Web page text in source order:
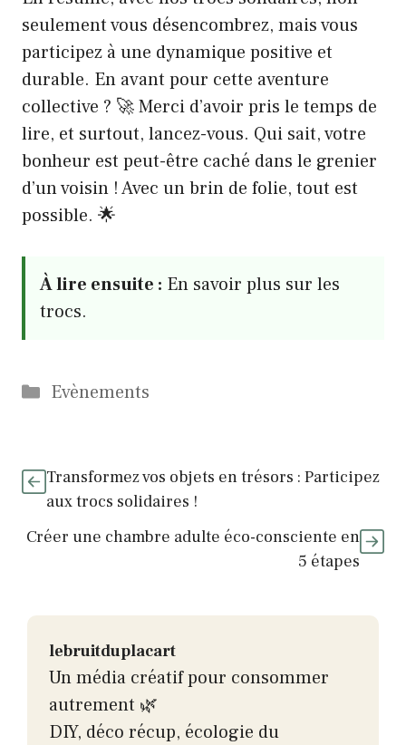
seulement vous désencombrez, mais vous
participez à une dynamique positive et
durable. En avant pour cette aventure
collective ? 🚀 Merci d’avoir pris le temps de
lire, et surtout, lancez-vous. Qui sait, votre
bonheur est peut-être caché dans le grenier
d’un voisin ! Avec un brin de folie, tout est
possible. 🌟
À lire ensuite : En savoir plus sur les
trocs.
Catégories
Evènements
Transformez vos objets en trésors : Participez
aux trocs solidaires !
Créer une chambre adulte éco-consciente en
5 étapes
lebruitduplacart
Un média créatif pour consommer
autrement 🌿
DIY, déco récup, écologie du